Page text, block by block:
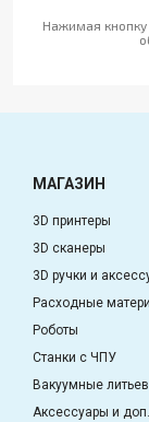
Нажимая кнопку
МАГАЗИН
3D принтеры
3D сканеры
3D ручки и
Расходные
Роботы
Станки с ЧПУ
Вакуумные
Аксессуары и